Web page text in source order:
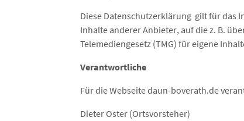
Diese Datenschutzerklärung gilt für das
Inhalte anderer Anbieter, auf die z. B.
Telemediengesetz (TMG) für eigene
Verantwortliche
Für die Webseite daun-boverath.de
Dieter Oster (Ortsvorsteher)